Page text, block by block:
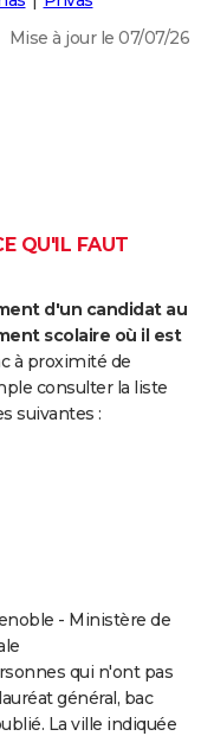
Mise à jour le 07/07/26
QU'IL FAUT
d'un candidat au
scolaire où il est
à proximité de
consulter la liste
suivantes :
- Ministère de
qui n'ont pas
général, bac
La ville indiquée